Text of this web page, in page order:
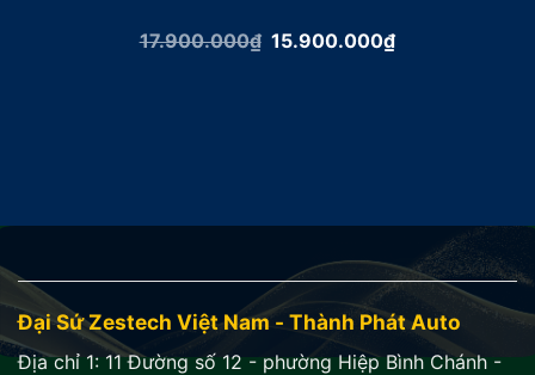
17.900.000₫ Giá
15.900.000₫Giá
Đại Sứ Zestech Việt Nam - Thành Phát Auto
Địa chỉ 1: 11 Đường số 12 - phường Hiệp Bình Chánh -